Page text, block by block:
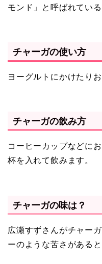
モンド」と呼ばれている
チャーガの使い方
ヨーグルトにかけたり
チャーガの飲み方
コーヒーカップなどに
杯を入れて飲みます。
チャーガの味は？
広瀬すずさんがチャー
ーのような苦さがある